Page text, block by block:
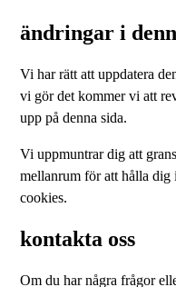
ändringar i
Vi har rätt att uppdatera
vi gör det kommer vi att
upp på denna sida.
Vi uppmuntrar dig att
mellanrum för att hålla
cookies.
kontakta oss
Om du har några frågor